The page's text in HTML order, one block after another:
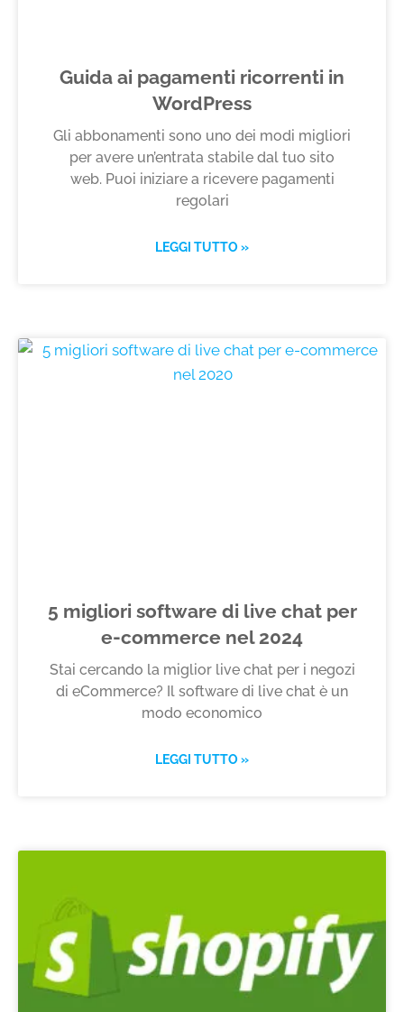
Guida ai pagamenti ricorrenti in
WordPress
Gli abbonamenti sono uno dei modi migliori
per avere un’entrata stabile dal tuo sito
web. Puoi iniziare a ricevere pagamenti
regolari
LEGGI TUTTO »
5 migliori software di live chat per
e-commerce nel 2024
Stai cercando la miglior live chat per i negozi
di eCommerce? Il software di live chat è un
modo economico
LEGGI TUTTO »